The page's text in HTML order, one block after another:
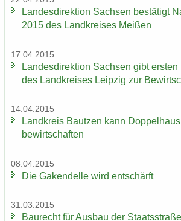
Lan­des­di­rek­ti­on Sach­sen be­stä­tigt
2015 des Land­krei­ses Mei­ßen
17.04.2015
Lan­des­di­rek­ti­on Sach­sen gibt
des Land­krei­ses Leip­zig zur
14.04.2015
Land­kreis Baut­zen kann
be­wirt­schaf­ten
08.04.2015
Die Ga­ken­del­le wird ent­schärft
31.03.2015
Bau­recht für Aus­bau der